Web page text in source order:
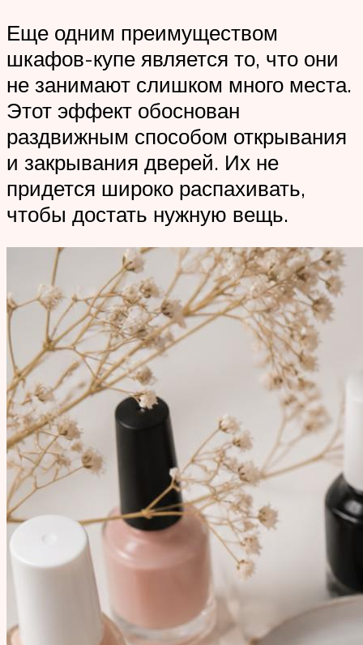
Еще одним преимуществом
шкафов-купе является то, что они
не занимают слишком много места.
Этот эффект обоснован
раздвижным способом открывания
и закрывания дверей. Их не
придется широко распахивать,
чтобы достать нужную вещь.